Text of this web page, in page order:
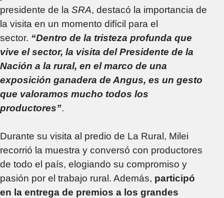
presidente de la SRA, destacó la importancia de
la visita en un momento difícil para el
sector. “Dentro de la tristeza profunda que
vive el sector, la visita del Presidente de la
Nación a la rural, en el marco de una
exposición ganadera de Angus, es un gesto
que valoramos mucho todos los
productores”.
Durante su visita al predio de La Rural, Milei
recorrió la muestra y conversó con productores
de todo el país, elogiando su compromiso y
pasión por el trabajo rural. Además, participó
en la entrega de premios a los grandes